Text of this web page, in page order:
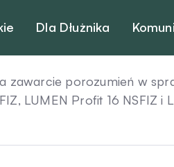
Dla Dłużnika
zawarcie porozumień w
LUMEN Profit 16 NSFIZ i